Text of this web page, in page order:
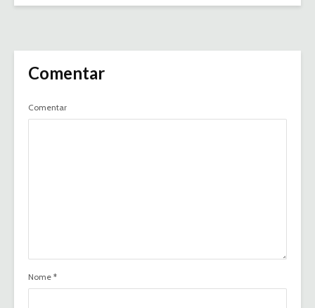
Comentar
Comentar
Nome *